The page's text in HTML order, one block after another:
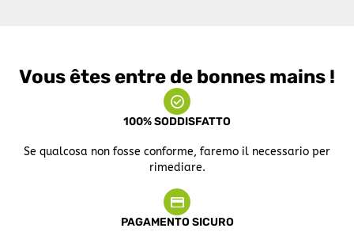
Vous êtes entre de bonnes mains !
100% SODDISFATTO
Se qualcosa non fosse conforme, faremo il necessario per
rimediare.
PAGAMENTO SICURO